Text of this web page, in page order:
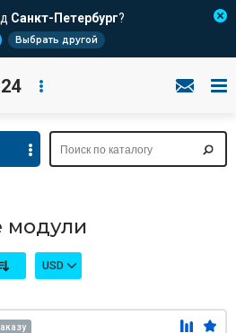
Санкт-Петербург?
Выбрать другой
модули
USD